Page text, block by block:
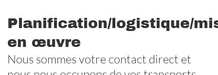
Planification/logistique/
en œuvre
Nous sommes votre contact direct et